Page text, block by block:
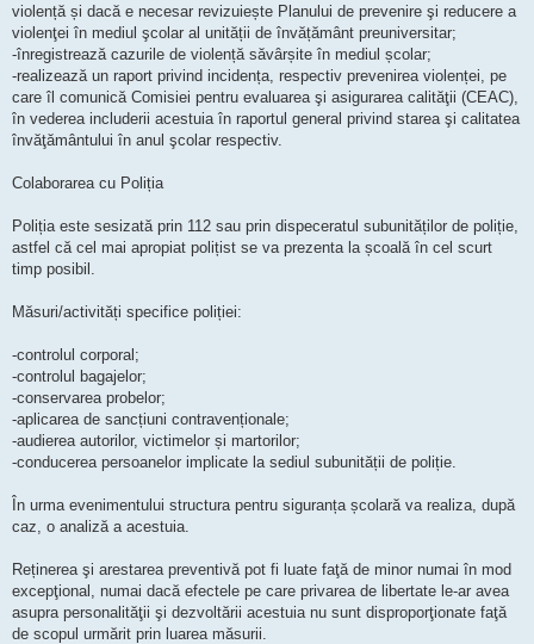
violență și dacă e necesar revizuiește Planului de prevenire şi reducere a
violenţei în mediul şcolar al unității de învățământ preuniversitar;
-înregistrează cazurile de violență săvârșite în mediul școlar;
-realizează un raport privind incidența, respectiv prevenirea violenței, pe
care îl comunică Comisiei pentru evaluarea şi asigurarea calităţii (CEAC),
în vederea includerii acestuia în raportul general privind starea şi calitatea
învăţământului în anul şcolar respectiv.
Colaborarea cu Poliția
Poliția este sesizată prin 112 sau prin dispeceratul subunităților de poliție,
astfel că cel mai apropiat polițist se va prezenta la școală în cel scurt
timp posibil.
Măsuri/activități specifice poliției:
-controlul corporal;
-controlul bagajelor;
-conservarea probelor;
-aplicarea de sancțiuni contravenționale;
-audierea autorilor, victimelor și martorilor;
-conducerea persoanelor implicate la sediul subunității de poliție.
În urma evenimentului structura pentru siguranța școlară va realiza, după
caz, o analiză a acestuia.
Reținerea şi arestarea preventivă pot fi luate faţă de minor numai în mod
excepţional, numai dacă efectele pe care privarea de libertate le-ar avea
asupra personalităţii şi dezvoltării acestuia nu sunt disproporţionate faţă
de scopul urmărit prin luarea măsurii.